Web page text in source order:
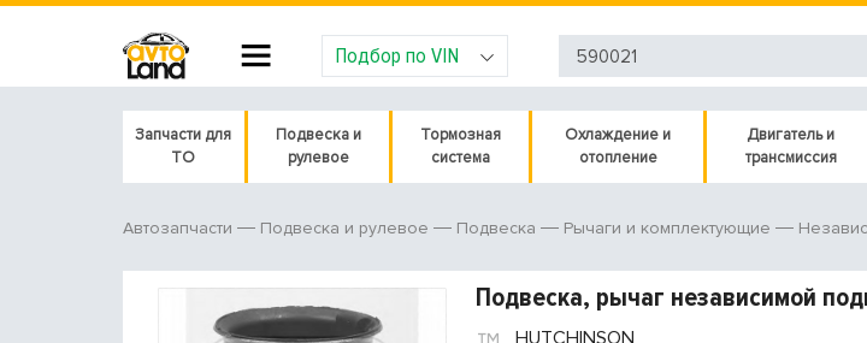
Подбор по VIN
Запчасти для
ТО
Подвеска и
рулевое
Тормозная
система
Охлаждение и
отопление
Двигатель и
трансмиссия
Автозапчасти Подвеска и рулевое Подвеска Рычаги и комплектующие
Подвеска, рычаг независимой